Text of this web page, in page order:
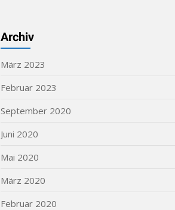
Archiv
März 2023
Februar 2023
September 2020
Juni 2020
Mai 2020
März 2020
Februar 2020